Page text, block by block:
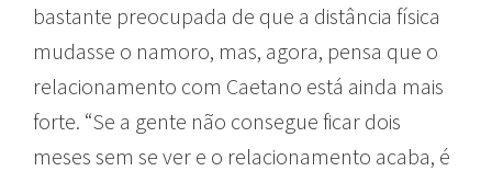
bastante preocupada de que a distância física
mudasse o namoro, mas, agora, pensa que o
relacionamento com Caetano está ainda mais
forte. “Se a gente não consegue ficar dois
meses sem se ver e o relacionamento acaba, é